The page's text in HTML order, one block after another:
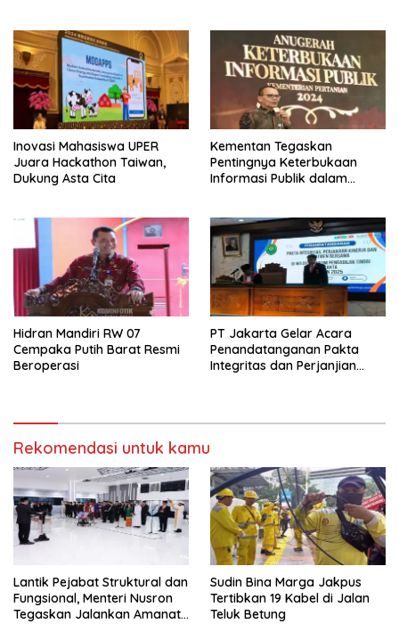
Inovasi Mahasiswa UPER
Juara Hackathon Taiwan,
Dukung Asta Cita
Kementan Tegaskan
Pentingnya Keterbukaan
Informasi Publik dalam
Hidran Mandiri RW 07
Cempaka Putih Barat Resmi
Beroperasi
PT Jakarta Gelar Acara
Penandatanganan Pakta
Integritas dan Perjanjian
Rekomendasi untuk kamu
Lantik Pejabat Struktural dan
Fungsional, Menteri Nusron
Tegaskan Jalankan Amanat
Sudin Bina Marga Jakpus
Tertibkan 19 Kabel di Jalan
Teluk Betung